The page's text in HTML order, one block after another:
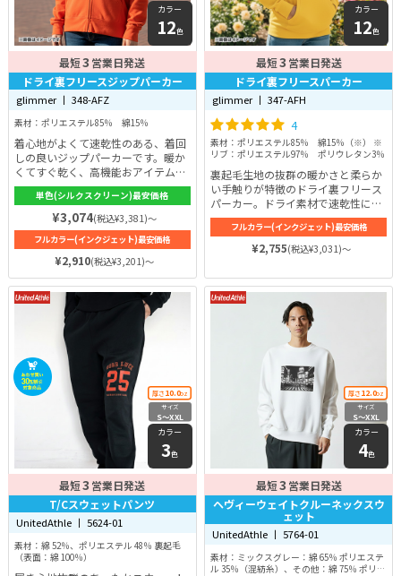
カラー
12色
最短3 営業日発送
ドライ裏フリースジップパーカー
glimmer 丨 348-AFZ
素材：ポリエステル85％ 綿15％
着心地がよくて速乾性のある、着回
しの良いジップパーカーです。暖か
くてすぐ乾く、高機能おアイテムで
す。体型カバーもしてくれるダブル
ジップデザイン。カラーも豊富で全
12色。カラーやサイズ違いで2～3枚
購入して、どんどん着倒していただ
きたいです。
単色(シルクスクリーン)最安価格
¥3,074(税込¥3,381)～
フルカラー(インクジェット)最安価格
¥2,910(税込¥3,201)～
カラー
12色
最短3 営業日発送
ドライ裏フリースパーカー
glimmer 丨 347-AFH
4
素材：ポリエステル85％ 綿15％（※） ※
リブ：ポリエステル97％ ポリウレタン3％
裏起毛生地の抜群の暖かさと柔らか
い手触りが特徴のドライ裏フリース
パーカー。ドライ素材で速乾性にも
優れているので着心地が抜群！秋や
春先は1枚で快適に過ごせます。秋
から春までの長い期間、ふんわり気
持ちの良い感触を楽しめます。
フルカラー(インクジェット)最安価格
¥2,755(税込¥3,031)～
厚さ10.0oz
サイズ
S〜XXL
カラー
3色
最短3 営業日発送
T/Cスウェットパンツ
UnitedAthle 丨 5624-01
素材：綿 52％、ポリエステル 48％ 裏起毛
（表面：綿 100％）
厚さ12.0oz
サイズ
S〜XXL
カラー
4色
最短3 営業日発送
ヘヴィーウェイトクルーネックスウ
ェット
UnitedAthle 丨 5764-01
素材：ミックスグレー：綿 65％ ポリエステ
ル 35％（混紡糸）、その他：綿 75％ ポリエ